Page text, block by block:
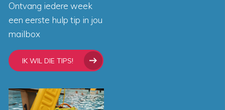
Ontvang iedere week
een eerste hulp tip in jou
mailbox
IK WIL DIE TIPS!